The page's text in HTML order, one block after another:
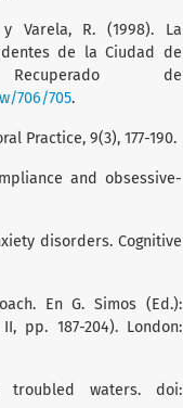
y Varela, R. (1998). La
de la Ciudad de
de
706/705.
Practice, 9(3), 177-190.
and obsessive-
disorders. Cognitive
En G. Simos (Ed.):
pp. 187-204). London:
troubled waters. doi: